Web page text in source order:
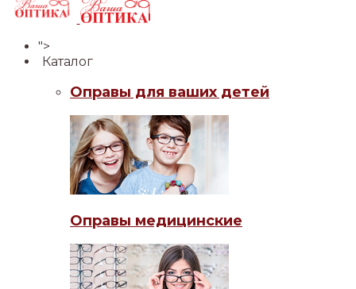
">
Каталог
Оправы для ваших детей
Оправы медицинские